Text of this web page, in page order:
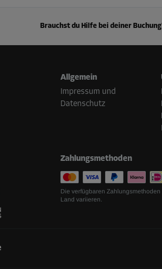
Brauchst du Hilfe bei deiner
Allgemein
Impressum und
Datenschutz
Zahlungsmethoden
Die verfügbaren
Land variieren.